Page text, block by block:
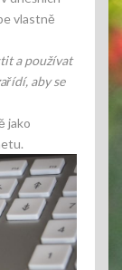
vlastně
a používat
aby se
jako